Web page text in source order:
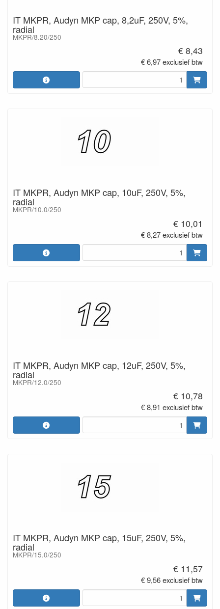
IT MKPR, Audyn MKP cap, 8,2uF, 250V, 5%,
radial
MKPR/8.20/250
€ 8,43
€ 6,97 exclusief btw
IT MKPR, Audyn MKP cap, 10uF, 250V, 5%,
radial
MKPR/10.0/250
€ 10,01
€ 8,27 exclusief btw
IT MKPR, Audyn MKP cap, 12uF, 250V, 5%,
radial
MKPR/12.0/250
€ 10,78
€ 8,91 exclusief btw
IT MKPR, Audyn MKP cap, 15uF, 250V, 5%,
radial
MKPR/15.0/250
€ 11,57
€ 9,56 exclusief btw